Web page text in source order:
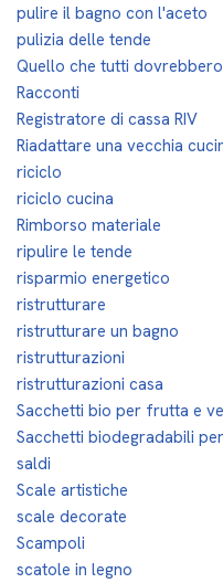
pulire il bagno con l'aceto
pulizia delle tende
Quello che tutti
Racconti
Registratore di cassa RIV
Riadattare una vecchia
riciclo
riciclo cucina
Rimborso materiale
ripulire le tende
risparmio energetico
ristrutturare
ristrutturare un bagno
ristrutturazioni
ristrutturazioni casa
Sacchetti bio per frutta e
Sacchetti biodegradabili
saldi
Scale artistiche
scale decorate
Scampoli
scatole in legno